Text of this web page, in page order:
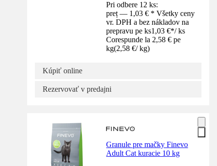
Pri odbere 12 ks:
preț — 1,03 € * Všetky ceny
vr. DPH a bez nákladov na
prepravu pe ks1,03 €*/ ks
Corespunde la 2,58 € pe
kg(2,58 €/ kg)
Kúpiť online
Rezervovať v predajni
Granule pre mačky Finevo
Adult Cat kuracie 10 kg